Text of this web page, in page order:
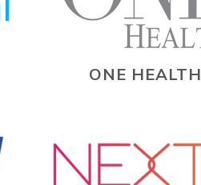
ONE HEALTH